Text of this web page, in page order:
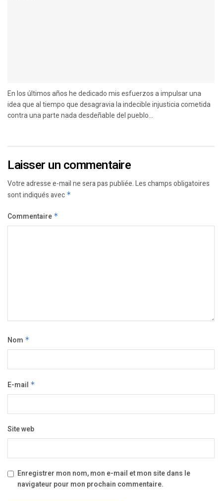
En los últimos años he dedicado mis esfuerzos a impulsar una
idea que al tiempo que desagravia la indecible injusticia cometida
contra una parte nada desdeñable del pueblo...
Laisser un commentaire
Votre adresse e-mail ne sera pas publiée.Les champs obligatoires
sont indiqués avec *
Commentaire *
Nom *
E-mail *
Site web
Enregistrer mon nom, mon e-mail et mon site dans le
navigateur pour mon prochain commentaire.